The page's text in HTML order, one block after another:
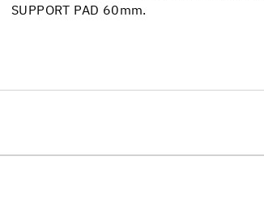
SUPPORT PAD 60mm.